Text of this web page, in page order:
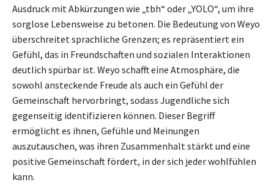
Ausdruck mit Abkürzungen wie „tbh“ oder „YOLO“, um ihre
sorglose Lebensweise zu betonen. Die Bedeutung von Weyo
überschreitet sprachliche Grenzen; es repräsentiert ein
Gefühl, das in Freundschaften und sozialen Interaktionen
deutlich spürbar ist. Weyo schafft eine Atmosphäre, die
sowohl ansteckende Freude als auch ein Gefühl der
Gemeinschaft hervorbringt, sodass Jugendliche sich
gegenseitig identifizieren können. Dieser Begriff
ermöglicht es ihnen, Gefühle und Meinungen
auszutauschen, was ihren Zusammenhalt stärkt und eine
positive Gemeinschaft fördert, in der sich jeder wohlfühlen
kann.